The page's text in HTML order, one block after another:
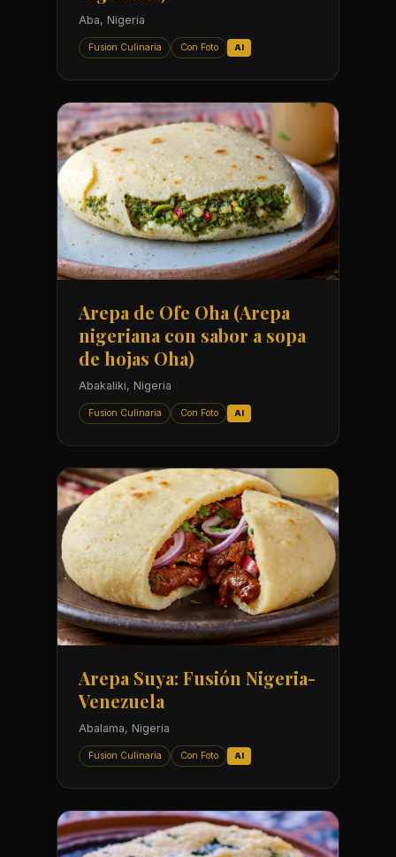
Aba, Nigeria
Fusion Culinaria Con Foto AI
Arepa de Ofe Oha (Arepa
nigeriana con sabor a sopa
de hojas Oha)
Abakaliki, Nigeria
Fusion Culinaria Con Foto AI
Arepa Suya: Fusión Nigeria-
Venezuela
Abalama, Nigeria
Fusion Culinaria Con Foto AI